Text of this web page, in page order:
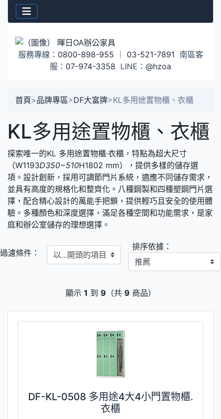
服務專線： 0800-898-955 03-521-7891 南區客
服： 07-974-3358 LINE： @hzoa
首頁>品牌專區>DF大富牌>KL多用途置物櫃、衣櫃
KL多用途置物櫃、衣櫃
探索唯一的KL 多用途置物櫃·衣櫃，特點為超大尺寸
（W1193D350~510H1802 mm），提供多樣的儲存選
項。設計創新，採用可調節門片系統，適應不同儲存需求，
並具有高度的規格化和整齊化。八種鋼製和四種塑鋼門片選
擇，配合精心設計的萬能手把鎖，提供輕巧且安全的使用體
驗。多種顏色和深度選擇，滿足各種空間和功能需求，是家
庭和辦公室儲存的理想選擇。
過濾條件： 以...開頭的項目 排序依據：
顯示 1 到 9 （共 9 商品）
DF-KL-0508 多用途4大4小門置物櫃.
衣櫃